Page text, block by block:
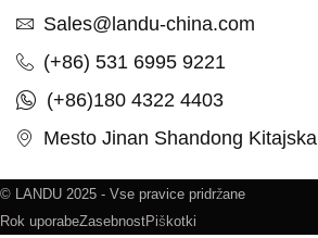
Sales@landu-china.com
(+86) 531 6995 9221
(+86)180 4322 4403
Mesto Jinan Shandong Kitajska
© LANDU 2025 - Vse pravice pridržane
Rok uporabeZasebnostPiškotki